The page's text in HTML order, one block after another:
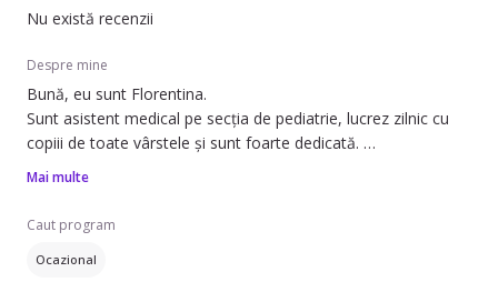
Nu există recenzii
Despre mine
Bună, eu sunt Florentina.
Sunt asistent medical pe secția de pediatrie, lucrez zilnic cu
copiii de toate vârstele și sunt foarte dedicată.
Sunt voluntar în cadrul Serviciului de Ambulanță Iași.
Am experiență ca bona de 3 ani și jumătate, timp în care am
colaborat cu o familie superbă cu 3 fetițe: 8 luni, 6 ani, 9 ani.
Sunt disponibilă ocazional. Aștept cu drag să ne cunoaștem!
Mai multe
Caut program
Ocazional